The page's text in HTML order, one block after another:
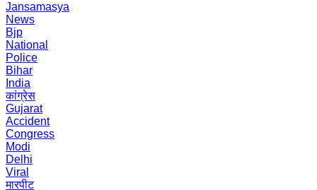
Jansamasya
News
Bjp
National
Police
Bihar
India
कांग्रेस
Gujarat
Accident
Congress
Modi
Delhi
Viral
मारपीट